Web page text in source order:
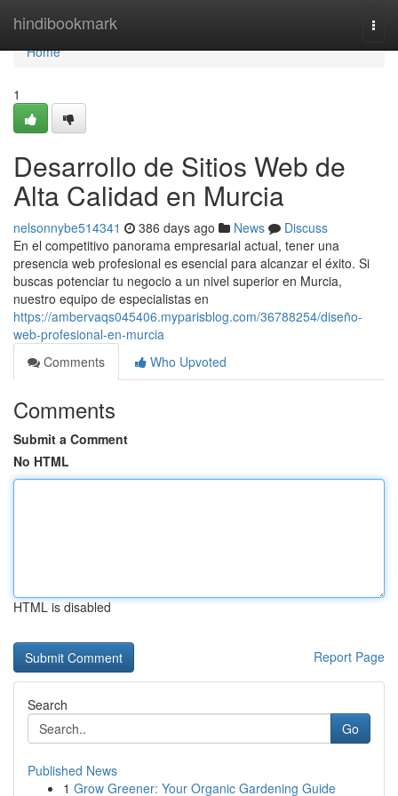
hindibookmark
Home
Home
1
Desarrollo de Sitios Web de
Alta Calidad en Murcia
nelsonnybe514341 386 days ago News
Discuss
En el competitivo panorama empresarial actual, tener una
presencia web profesional es esencial para alcanzar el éxito. Si
buscas potenciar tu negocio a un nivel superior en Murcia,
nuestro equipo de especialistas en
https://ambervaqs045406.myparisblog.com/36788254/diseño-
web-profesional-en-murcia
Comments
Who Upvoted
Comments
Submit a Comment
No HTML
HTML is disabled
Report Page
Search
Go
Published News
1 Grow Greener: Your Organic Gardening Guide